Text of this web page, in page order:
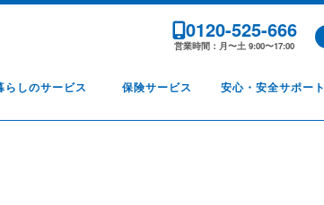
0120-525-666
営業時間：月〜土 9:00〜17:00
らしのサービス 保険サービス 安心・安全サポート